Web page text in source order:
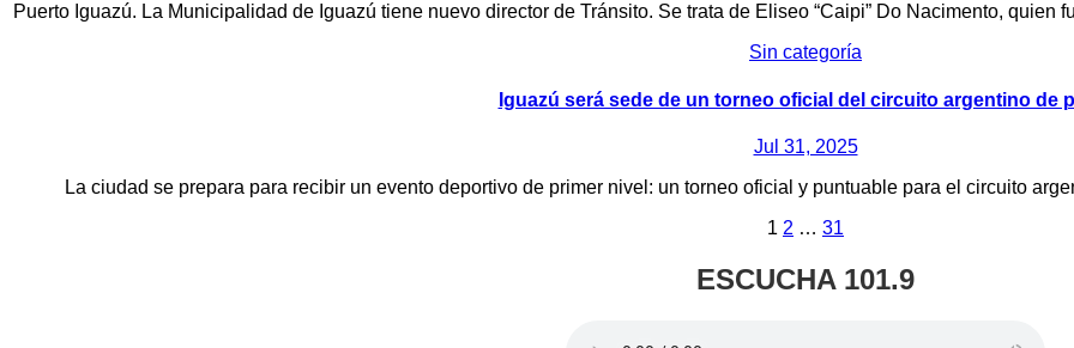
Puerto Iguazú. La Municipalidad de Iguazú tiene nuevo director de Tránsito. Se trata de Eliseo “Caipi” Do Nacimento,
Sin categoría
Iguazú será sede de un torneo oficial del circuito argentino de
Jul 31, 2025
La ciudad se prepara para recibir un evento deportivo de primer nivel: un torneo oficial y puntuable para el circuito
1 2 … 31
ESCUCHA 101.9